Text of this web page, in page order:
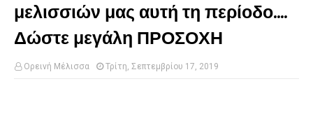
μελισσιών μας αυτή τη περίοδο....
Δώστε μεγάλη ΠΡΟΣΟΧΗ
Ορεινή Μέλισσα Τρίτη, Σεπτεμβρίου 17, 2019